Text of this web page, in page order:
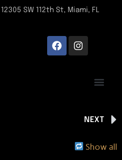
SW 112th St, Miami, FL
NEXT
Show all